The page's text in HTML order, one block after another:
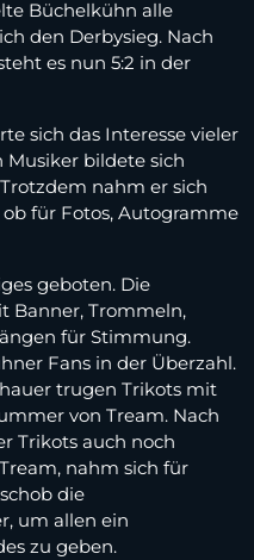
Büchelkühn alle
den Derbysieg. Nach
es nun 5:2 in der
sich das Interesse vieler
Musiker bildete sich
nahm er sich
für Fotos, Autogramme
geboten. Die
Banner, Trommeln,
für Stimmung.
Fans in der Überzahl.
trugen Trikots mit
von Tream. Nach
Trikots auch noch
nahm sich für
die
um allen ein
zu geben.